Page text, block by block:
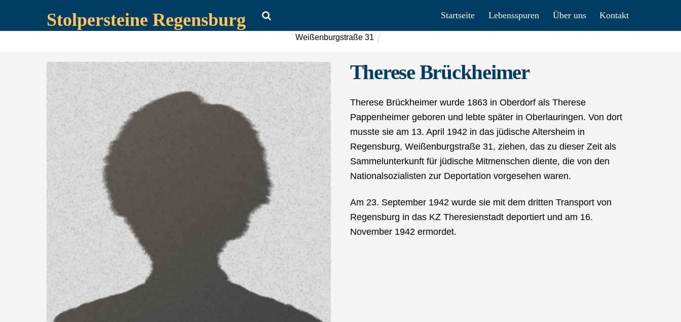
Stolpersteine Regensburg Startseite Lebensspuren Über uns Kontakt
Weißenburgstraße 31
Therese Brückheimer
Therese Brückheimer wurde 1863 in Oberdorf als Therese
Pappenheimer geboren und lebte später in Oberlauringen. Von dort
musste sie am 13. April 1942 in das jüdische Altersheim in
Regensburg, Weißenburgstraße 31, ziehen, das zu dieser Zeit als
Sammelunterkunft für jüdische Mitmenschen diente, die von den
Nationalsozialisten zur Deportation vorgesehen waren.
Am 23. September 1942 wurde sie mit dem dritten Transport von
Regensburg in das KZ Theresienstadt deportiert und am 16.
November 1942 ermordet.